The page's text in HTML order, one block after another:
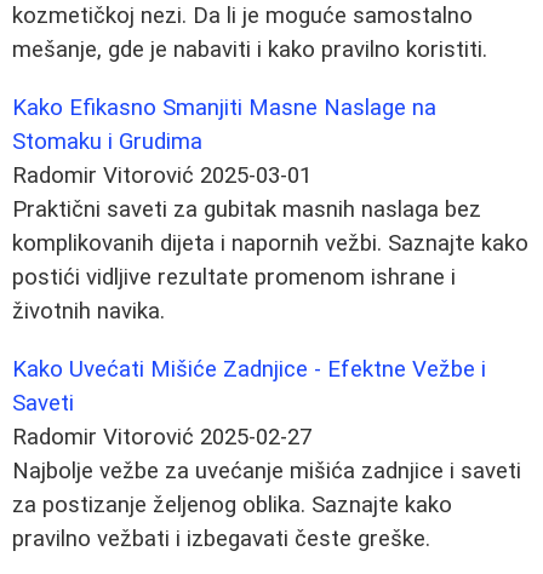
kozmetičkoj nezi. Da li je moguće samostalno
mešanje, gde je nabaviti i kako pravilno koristiti.
Kako Efikasno Smanjiti Masne Naslage na
Stomaku i Grudima
Radomir Vitorović 2025-03-01
Praktični saveti za gubitak masnih naslaga bez
komplikovanih dijeta i napornih vežbi. Saznajte kako
postići vidljive rezultate promenom ishrane i
životnih navika.
Kako Uvećati Mišiće Zadnjice - Efektne Vežbe i
Saveti
Radomir Vitorović 2025-02-27
Najbolje vežbe za uvećanje mišića zadnjice i saveti
za postizanje željenog oblika. Saznajte kako
pravilno vežbati i izbegavati česte greške.